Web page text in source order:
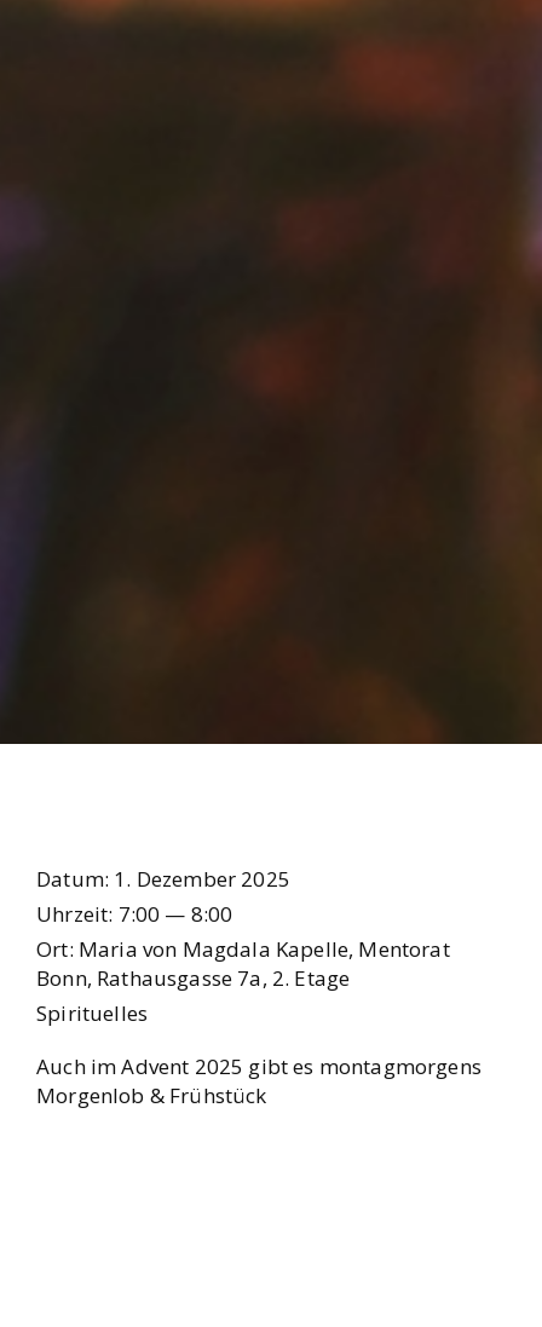
Datum: 1. Dezem­ber 2025
Uhr­zeit: 7:00 — 8:00
Ort: Maria von Mag­da­la Kapel­le, Men­to­rat
Bonn, Rat­haus­gas­se 7a, 2. Eta­ge
Spi­ri­tu­el­les
Auch im Advent 2025 gibt es mon­tag­mor­gens
Mor­gen­lob & Früh­stück